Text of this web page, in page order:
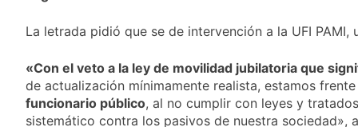
en Wall Street y el
borde de los 450
puntos
Jorge Macri condenó
los disturbios frente
calificó a los
responsables como
«delincuentes
anarquistas»
Día Internacional de
la Cerveza: los tres
secretos para
servirla
2 Días Atrás
La letrada pidió que se de intervención a la UFI
«Con el veto a la ley de movilidad jubilatoria que
de actualización mínimamente realista, estamos
funcionario público, al no cumplir con leyes y
sistemático contra los pasivos de nuestra sociedad»,